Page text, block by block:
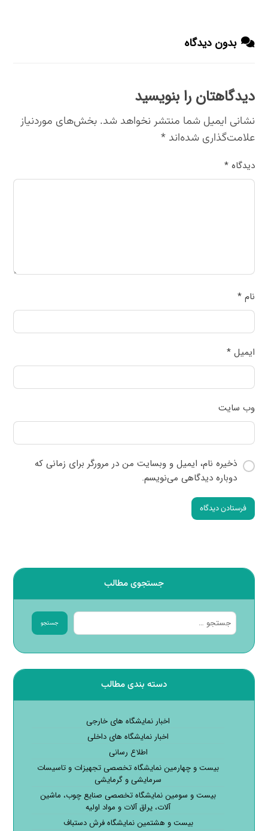
بدون دیدگاه
دیدگاهتان را بنویسید
نشانی ایمیل شما منتشر نخواهد شد. بخش‌های موردنیاز
علامت‌گذاری شده‌اند*
دیدگاه*
نام*
ایمیل*
وب‌ سایت
ذخیره نام، ایمیل و وبسایت من در مرورگر برای زمانی که
دوباره دیدگاهی می‌نویسم.
فرستادن دیدگاه
جستجوی مطالب
جستجو
دسته بندی مطالب
اخبار نمایشگاه های خارجی
اخبار نمایشگاه های داخلی
اطلاع رسانی
بیست و چهارمین نمایشگاه تخصصی تجهیزات و تاسیسات
سرمایشی و گرمایشی
بیست و سومین نمایشگاه تخصصی صنایع چوب، ماشین
آلات، یراق آلات و مواد اولیه
بیست و هشتمین نمایشگاه فرش دستباف